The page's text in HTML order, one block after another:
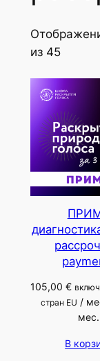
из 45
105,00€
стран EU /
мес.
В